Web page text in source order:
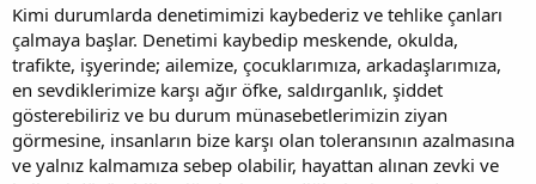
Kimi durumlarda denetimimizi kaybederiz ve tehlike çanları
çalmaya başlar. Denetimi kaybedip meskende, okulda,
trafikte, işyerinde; ailemize, çocuklarımıza, arkadaşlarımıza,
en sevdiklerimize karşı ağır öfke, saldırganlık, şiddet
gösterebiliriz ve bu durum münasebetlerimizin ziyan
görmesine, insanların bize karşı olan toleransının azalmasına
ve yalnız kalmamıza sebep olabilir, hayattan alınan zevki ve